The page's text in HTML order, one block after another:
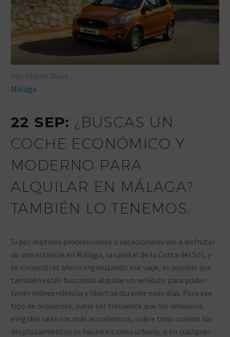
Por Planet Drive
Málaga
22 SEP: ¿BUSCAS UN
COCHE ECONÓMICO Y
MODERNO PARA
ALQUILAR EN MÁLAGA?
TAMBIÉN LO TENEMOS.
Si por motivos profesionales o vacacionales vas a disfrutar
de una estancia en Málaga, la capital de la Costa del Sol, y
te encuentras ahora organizando ese viaje, es posible que
también estés buscando alquilar un vehículo para poder
tener independencia y libertad durante esos días. Para ese
tipo de ocasiones, suele ser frecuente que los vehículos
elegidos sean los más económicos, sobre todo cuando los
desplazamientos se hacen en zona urbana, o en cualquier